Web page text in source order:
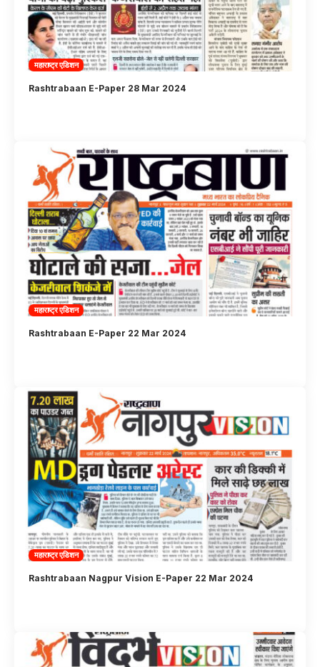
महाराष्ट्र एडिशन
Rashtrabaan E-Paper 28 Mar 2024
महाराष्ट्र एडिशन
Rashtrabaan E-Paper 22 Mar 2024
महाराष्ट्र एडिशन
Rashtrabaan Nagpur Vision E-Paper 22 Mar 2024